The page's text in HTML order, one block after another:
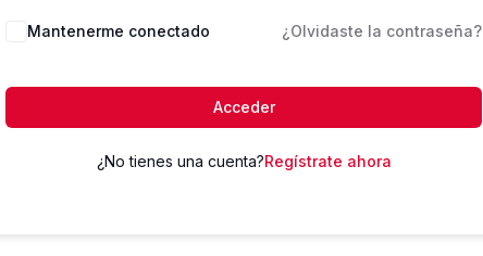
Mantenerme conectado ¿Olvidaste la contraseña?
Acceder
¿No tienes una cuenta?Regístrate ahora